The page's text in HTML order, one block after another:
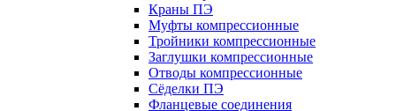
Краны ПЭ
Муфты компрессионные
Тройники компрессионные
Заглушки компрессионные
Отводы компрессионные
Сёделки ПЭ
Фланцевые соединения